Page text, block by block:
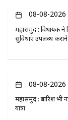
08-08-2026
महासमुंद : विधायक ने
सुविधाएं उपलब्ध कराने
08-08-2026
महासमुंद : बारिश भी
यात्रा